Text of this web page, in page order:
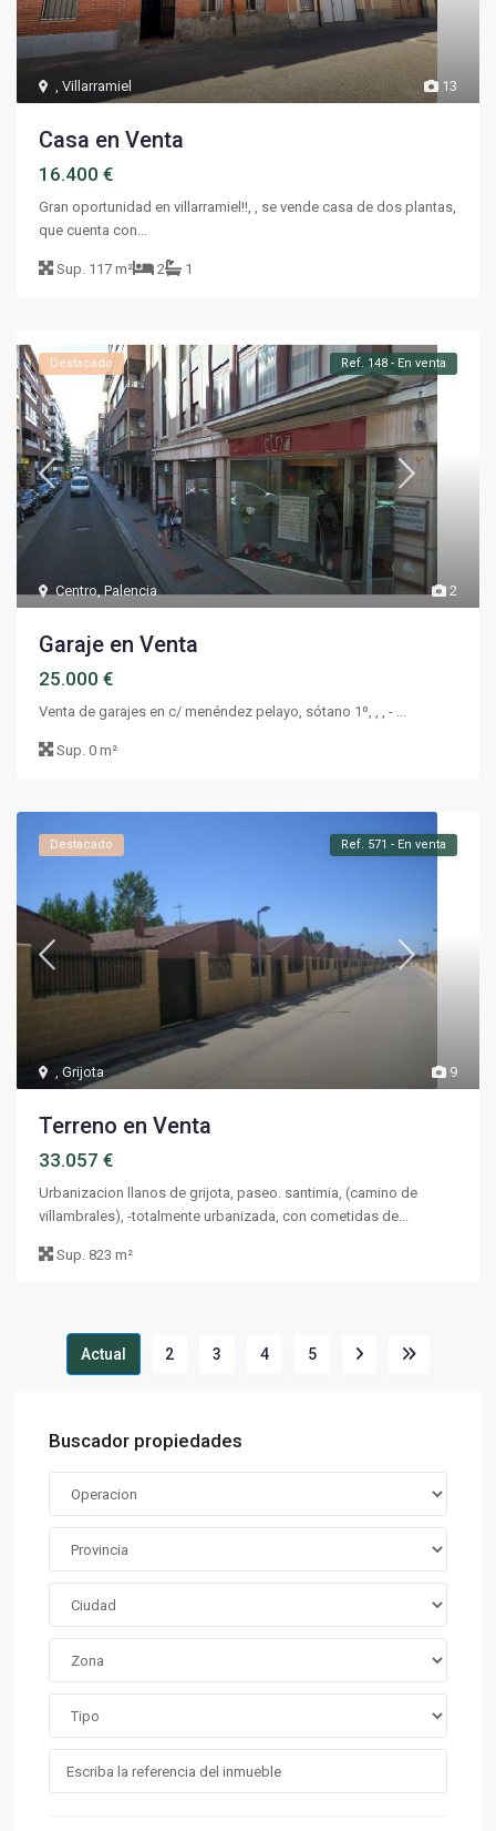
13
,Villarramiel
Casa en Venta
16.400 €
Gran oportunidad en villarramiel!!, , se vende casa de dos plantas,
que cuenta con...
Sup. 117 m² 2 1
2
Centro,Palencia
Destacado Ref. 148 - En venta
Garaje en Venta
25.000 €
Venta de garajes en c/ menéndez pelayo, sótano 1º, , , - ...
Sup.0 m²
9
,Grijota
Destacado Ref. 571 - En venta
Terreno en Venta
33.057 €
Urbanizacion llanos de grijota, paseo. santimia, (camino de
villambrales), -totalmente urbanizada, con cometidas de...
Sup. 823 m²
Actual 2 3 4 5
Buscador propiedades